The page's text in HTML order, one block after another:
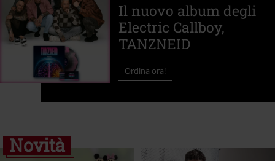
Il nuovo album degli
Electric Callboy,
TANZNEID
Ordina ora!
Novità